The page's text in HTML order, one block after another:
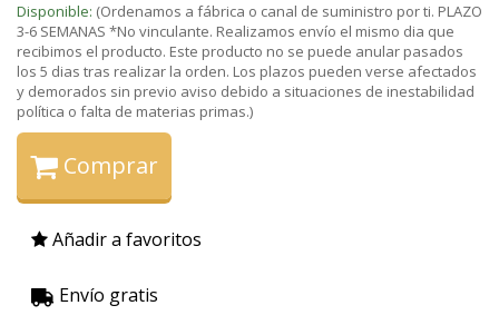
Disponible: (Ordenamos a fábrica o canal de suministro por ti. PLAZO
3-6 SEMANAS *No vinculante. Realizamos envío el mismo dia que
recibimos el producto. Este producto no se puede anular pasados
los 5 dias tras realizar la orden. Los plazos pueden verse afectados
y demorados sin previo aviso debido a situaciones de inestabilidad
política o falta de materias primas.)
Comprar
Añadir a favoritos
Envío gratis